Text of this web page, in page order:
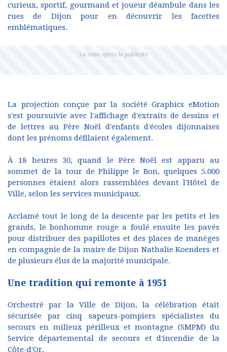
curieux, sportif, gourmand et joueur déambule dans les
rues de Dijon pour en découvrir les facettes
emblématiques.
La projection conçue par la société Graphics eMotion
s'est poursuivie avec l'affichage d'extraits de dessins et
de lettres au Père Noël d'enfants d'écoles dijonnaises
dont les prénoms défilaient également.
À 18 heures 30, quand le Père Noël est apparu au
sommet de la tour de Philippe le Bon, quelques 5.000
personnes étaient alors rassemblées devant l'Hôtel de
Ville, selon les services municipaux.
Acclamé tout le long de la descente par les petits et les
grands, le bonhomme rouge a foulé ensuite les pavés
pour distribuer des papillotes et des places de manèges
en compagnie de la maire de Dijon Nathalie Koenders et
de plusieurs élus de la majorité municipale.
Une tradition qui remonte à 1951
Orchestré par la Ville de Dijon, la célébration était
sécurisée par cinq sapeurs-pompiers spécialistes du
secours en milieux périlleux et montagne (SMPM) du
Service départemental de secours et d'incendie de la
Côte-d'Or.